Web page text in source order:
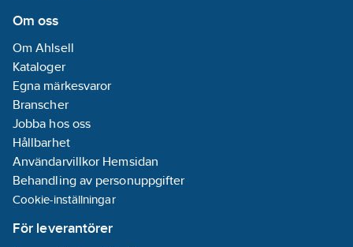
Om oss
Om Ahlsell
Kataloger
Egna märkesvaror
Branscher
Jobba hos oss
Hållbarhet
Användarvillkor Hemsidan
Behandling av personuppgifter
Cookie-inställningar
För leverantörer